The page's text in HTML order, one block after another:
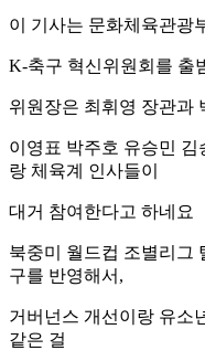
이 기사는 문화체육관광
K-축구 혁신위원회를 출
위원장은 최휘영 장관과
이영표 박주호 유승민 김
랑 체육계 인사들이
대거 참여한다고 하네요
북중미 월드컵 조별리그
구를 반영해서,
거버넌스 개선이랑 유소
같은 걸